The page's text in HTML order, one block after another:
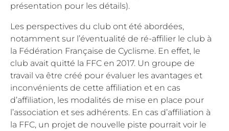
présentation pour les détails).
Les perspectives du club ont été abordées,
notamment sur l’éventualité de ré-affilier le club à
la Fédération Française de Cyclisme. En effet, le
club avait quitté la FFC en 2017. Un groupe de
travail va être créé pour évaluer les avantages et
inconvénients de cette affiliation et en cas
d’affiliation, les modalités de mise en place pour
l’association et ses adhérents. En cas d’affiliation à
la FFC, un projet de nouvelle piste pourrait voir le